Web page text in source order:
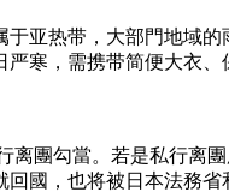
亚热带，大部門地域
寒，需携带简便大衣
團勾當。若是私行离
國，也将被日本法務省